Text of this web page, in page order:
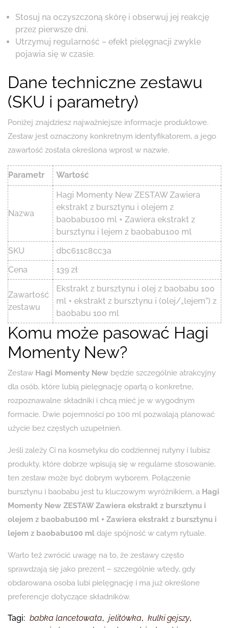
Stosuj na oczyszczoną skórę i obserwuj jej reakcję
przez pierwsze dni.
Utrzymuj regularność – efekt pielęgnacji zwykle
pojawia się w czasie.
Dane techniczne zestawu
(SKU i parametry)
Poniżej znajdziesz najważniejsze informacje produktowe.
Zestaw jest oznaczony konkretnym identyfikatorem, a jego
zawartość została określona wprost w nazwie.
Parametr Wartość
Nazwa
Hagi Momenty New ZESTAW Zawiera
ekstrakt z bursztynu i olejem z
baobabu100 ml + Zawiera ekstrakt z
bursztynu i lejem z baobabu100 ml
SKU
dbc611c8cc3a
Cena
139 zł
Zawartość
zestawu
Ekstrakt z bursztynu i olej z baobabu 100
ml + ekstrakt z bursztynu i (olej/„lejem”) z
baobabu 100 ml
Komu może pasować Hagi
Momenty New?
Zestaw Hagi Momenty New będzie szczególnie atrakcyjny
dla osób, które lubią pielęgnację opartą o konkretne,
rozpoznawalne składniki i chcą mieć je w wygodnym
formacie. Dwie pojemności po 100 ml pozwalają planować
użycie bez częstych uzupełnień.
Jeśli zależy Ci na kosmetyku do codziennej rutyny i lubisz
produkty, które dobrze wpisują się w regularne stosowanie,
ten zestaw może być dobrym wyborem. Połączenie
bursztynu i baobabu jest tu kluczowym wyróżnikiem, a Hagi
Momenty New ZESTAW Zawiera ekstrakt z bursztynu i
olejem z baobabu100 ml + Zawiera ekstrakt z bursztynu i
lejem z baobabu100 ml daje spójność w całym rytuale.
Warto też zwrócić uwagę na to, że zestawy często
sprawdzają się jako prezent – szczególnie wtedy, gdy
obdarowana osoba lubi pielęgnację i ma już określone
preferencje dotyczące składników.
Tagi: babka lancetowata, jelitówka, kulki gejszy,